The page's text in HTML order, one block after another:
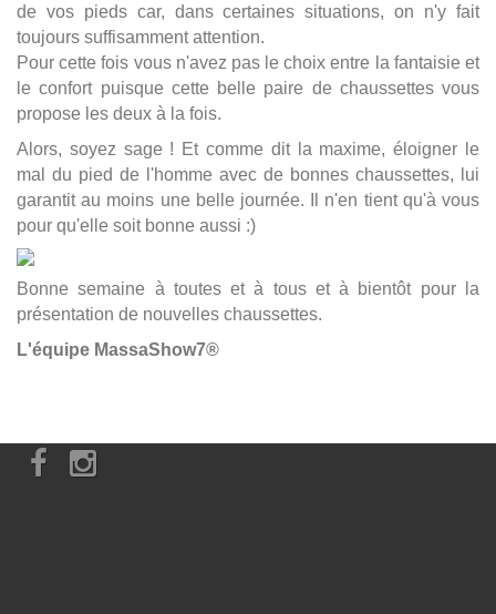
de vos pieds car, dans certaines situations, on n'y fait
toujours suffisamment attention.
Pour cette fois vous n'avez pas le choix entre la fantaisie et
le confort puisque cette belle paire de chaussettes vous
propose les deux à la fois.
Alors, soyez sage ! Et comme dit la maxime, éloigner le
mal du pied de l'homme avec de bonnes chaussettes, lui
garantit au moins une belle journée. Il n'en tient qu'à vous
pour qu'elle soit bonne aussi :)
Bonne semaine à toutes et à tous et à bientôt pour la
présentation de nouvelles chaussettes.
L'équipe MassaShow7®